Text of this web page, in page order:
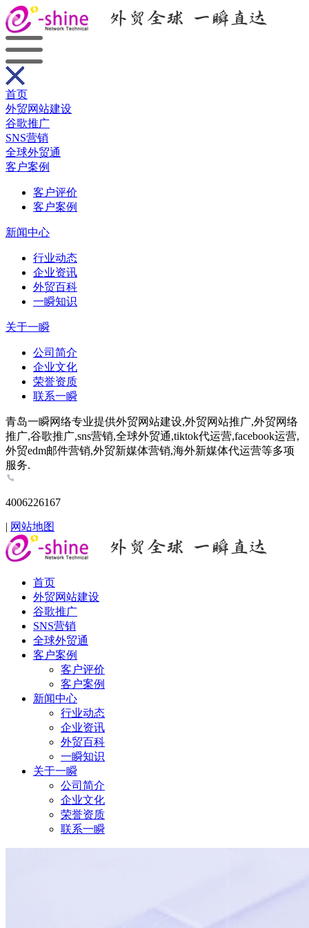
首页
外贸网站建设
谷歌推广
SNS营销
全球外贸通
客户案例
客户评价
客户案例
新闻中心
行业动态
企业资讯
外贸百科
一瞬知识
关于一瞬
公司简介
企业文化
荣誉资质
联系一瞬
青岛一瞬网络专业提供外贸网站建设,外贸网站推广,外贸网络
推广,谷歌推广,sns营销,全球外贸通,tiktok代运营,facebook运营,
外贸edm邮件营销,外贸新媒体营销,海外新媒体代运营等多项
服务.
4006226167
| 网站地图
首页
外贸网站建设
谷歌推广
SNS营销
全球外贸通
客户案例
客户评价
客户案例
新闻中心
行业动态
企业资讯
外贸百科
一瞬知识
关于一瞬
公司简介
企业文化
荣誉资质
联系一瞬